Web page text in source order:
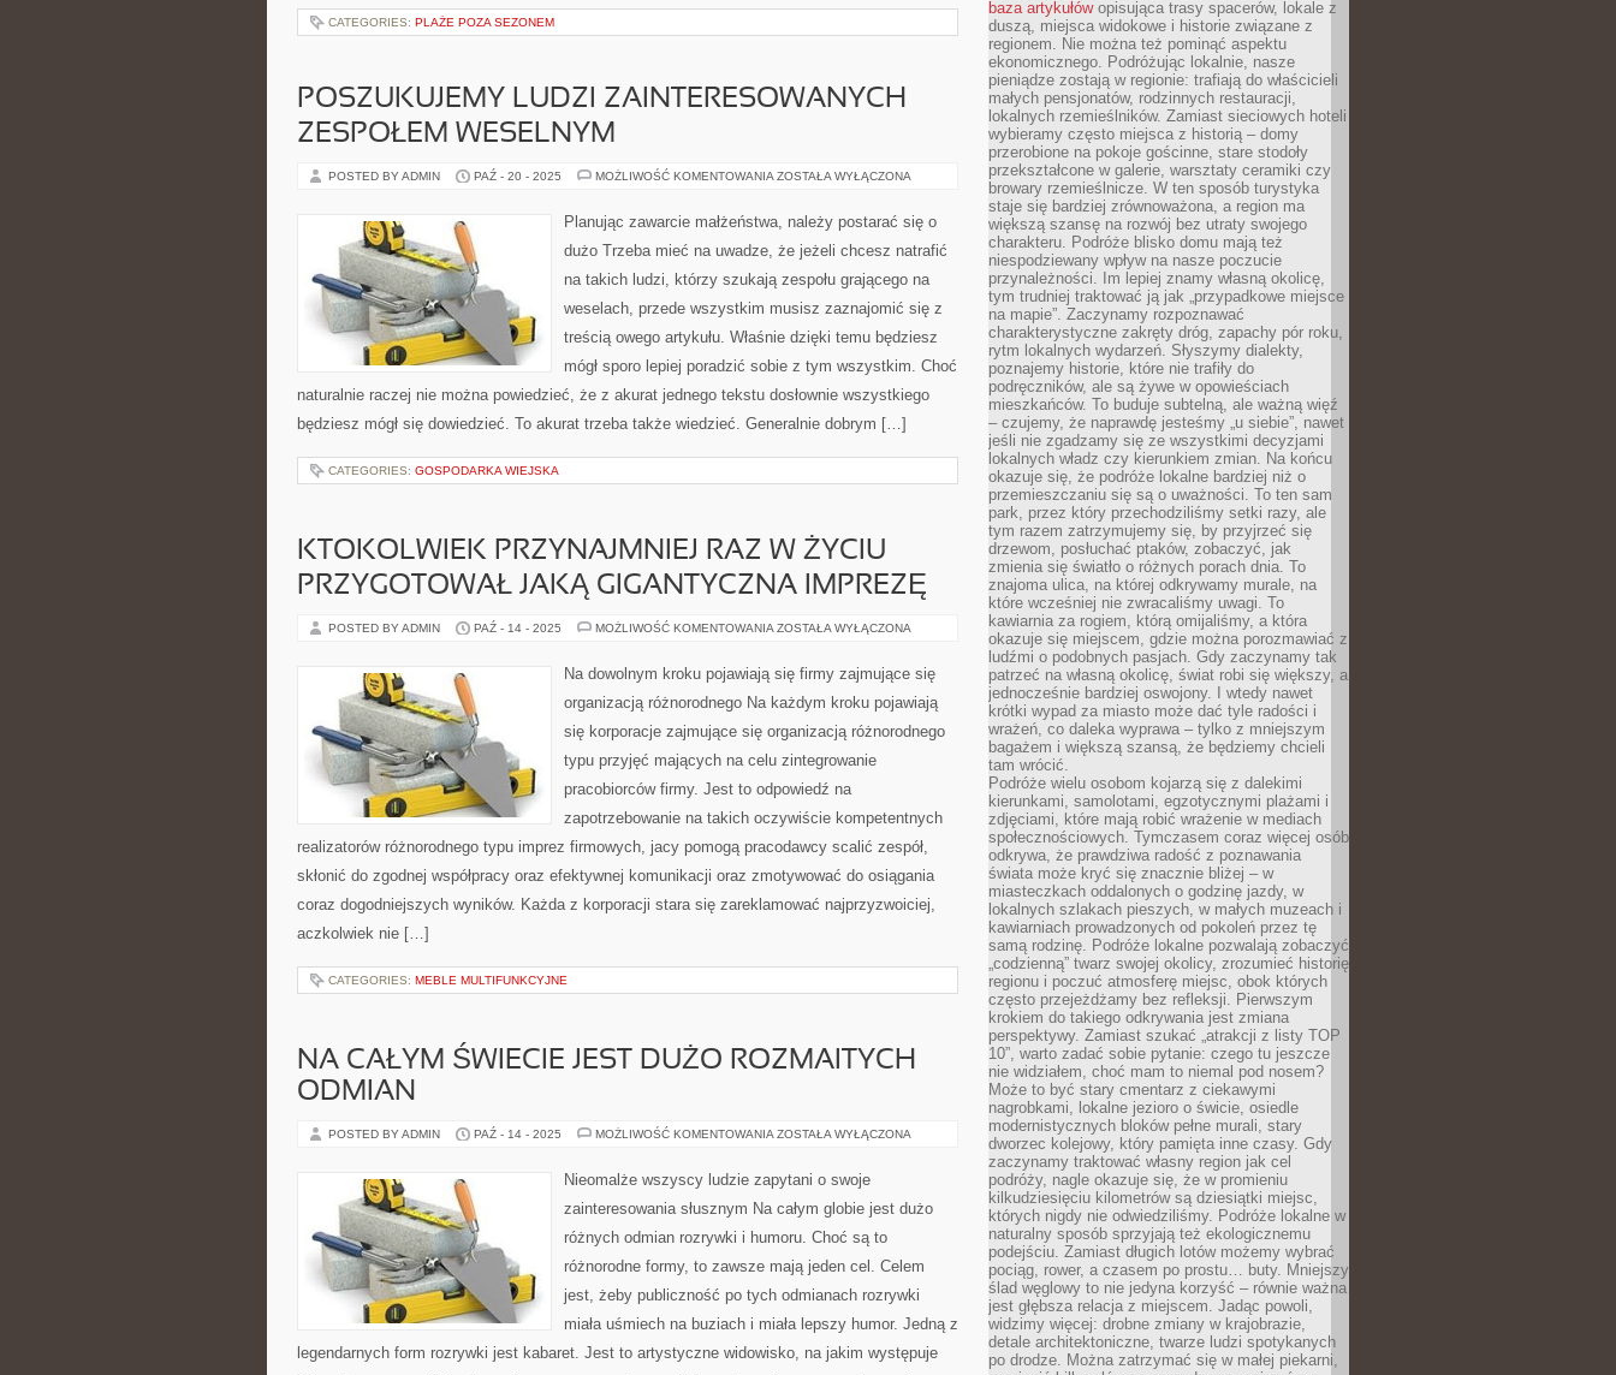
CATEGORIES: PLAŻE POZA SEZONEM
POSZUKUJEMY LUDZI ZAINTERESOWANYCH
ZESPOŁEM WESELNYM
POSTED BY ADMIN PAŹ - 20 - 2025 MOŻLIWOŚĆ KOMENTOWANIA POSZUKUJEMY
ZESPOŁEM
WESELNYM
ZOSTAŁA WYŁĄCZONA
Planując zawarcie małżeństwa, należy postarać się o
dużo Trzeba mieć na uwadze, że jeżeli chcesz natrafić
na takich ludzi, którzy szukają zespołu grającego na
weselach, przede wszystkim musisz zaznajomić się z
treścią owego artykułu. Właśnie dzięki temu będziesz
mógł sporo lepiej poradzić sobie z tym wszystkim. Choć
naturalnie raczej nie można powiedzieć, że z akurat jednego tekstu dosłownie wszystkiego
będziesz mógł się dowiedzieć. To akurat trzeba także wiedzieć. Generalnie dobrym […]
CATEGORIES: GOSPODARKA WIEJSKA
KTOKOLWIEK PRZYNAJMNIEJ RAZ W ŻYCIU
PRZYGOTOWAŁ JAKĄ GIGANTYCZNA IMPREZĘ
POSTED BY ADMIN PAŹ - 14 - 2025 MOŻLIWOŚĆ KOMENTOWANIA KTOKOLWIEK
W
ŻYCIU
JAKĄ
IMPREZĘ
ZOSTAŁA WYŁĄCZONA
Na dowolnym kroku pojawiają się firmy zajmujące się
organizacją różnorodnego Na każdym kroku pojawiają
się korporacje zajmujące się organizacją różnorodnego
typu przyjęć mających na celu zintegrowanie
pracobiorców firmy. Jest to odpowiedź na
zapotrzebowanie na takich oczywiście kompetentnych
realizatorów różnorodnego typu imprez firmowych, jacy pomogą pracodawcy scalić zespół,
skłonić do zgodnej współpracy oraz efektywnej komunikacji oraz zmotywować do osiągania
coraz dogodniejszych wyników. Każda z korporacji stara się zareklamować najprzyzwoiciej,
aczkolwiek nie […]
CATEGORIES: MEBLE MULTIFUNKCYJNE
NA CAŁYM ŚWIECIE JEST DUŻO ROZMAITYCH
ODMIAN
POSTED BY ADMIN PAŹ - 14 - 2025 MOŻLIWOŚĆ KOMENTOWANIA NA
JEST
DUŻO
ODMIAN
ZOSTAŁA WYŁĄCZONA
Nieomalże wszyscy ludzie zapytani o swoje
zainteresowania słusznym Na całym globie jest dużo
różnych odmian rozrywki i humoru. Choć są to
różnorodne formy, to zawsze mają jeden cel. Celem
jest, żeby publiczność po tych odmianach rozrywki
miała uśmiech na buziach i miała lepszy humor. Jedną z
legendarnych form rozrywki jest kabaret. Jest to artystyczne widowisko, na jakim występuje
baza artykułówopisująca trasy spacerów, lokale z
duszą, miejsca widokowe i historie związane z
regionem. Nie można też pominąć aspektu
ekonomicznego. Podróżując lokalnie, nasze
pieniądze zostają w regionie: trafiają do właścicieli
małych pensjonatów, rodzinnych restauracji,
lokalnych rzemieślników. Zamiast sieciowych hoteli
wybieramy często miejsca z historią – domy
przerobione na pokoje gościnne, stare stodoły
przekształcone w galerie, warsztaty ceramiki czy
browary rzemieślnicze. W ten sposób turystyka
staje się bardziej zrównoważona, a region ma
większą szansę na rozwój bez utraty swojego
charakteru. Podróże blisko domu mają też
niespodziewany wpływ na nasze poczucie
przynależności. Im lepiej znamy własną okolicę,
tym trudniej traktować ją jak „przypadkowe miejsce
na mapie”. Zaczynamy rozpoznawać
charakterystyczne zakręty dróg, zapachy pór roku,
rytm lokalnych wydarzeń. Słyszymy dialekty,
poznajemy historie, które nie trafiły do
podręczników, ale są żywe w opowieściach
mieszkańców. To buduje subtelną, ale ważną więź
– czujemy, że naprawdę jesteśmy „u siebie”, nawet
jeśli nie zgadzamy się ze wszystkimi decyzjami
lokalnych władz czy kierunkiem zmian. Na końcu
okazuje się, że podróże lokalne bardziej niż o
przemieszczaniu się są o uważności. To ten sam
park, przez który przechodziliśmy setki razy, ale
tym razem zatrzymujemy się, by przyjrzeć się
drzewom, posłuchać ptaków, zobaczyć, jak
zmienia się światło o różnych porach dnia. To
znajoma ulica, na której odkrywamy murale, na
które wcześniej nie zwracaliśmy uwagi. To
kawiarnia za rogiem, którą omijaliśmy, a która
okazuje się miejscem, gdzie można porozmawiać z
ludźmi o podobnych pasjach. Gdy zaczynamy tak
patrzeć na własną okolicę, świat robi się większy, a
jednocześnie bardziej oswojony. I wtedy nawet
krótki wypad za miasto może dać tyle radości i
wrażeń, co daleka wyprawa – tylko z mniejszym
bagażem i większą szansą, że będziemy chcieli
tam wrócić.
Podróże wielu osobom kojarzą się z dalekimi
kierunkami, samolotami, egzotycznymi plażami i
zdjęciami, które mają robić wrażenie w mediach
społecznościowych. Tymczasem coraz więcej osób
odkrywa, że prawdziwa radość z poznawania
świata może kryć się znacznie bliżej – w
miasteczkach oddalonych o godzinę jazdy, w
lokalnych szlakach pieszych, w małych muzeach i
kawiarniach prowadzonych od pokoleń przez tę
samą rodzinę. Podróże lokalne pozwalają zobaczyć
„codzienną” twarz swojej okolicy, zrozumieć historię
regionu i poczuć atmosferę miejsc, obok których
często przejeżdżamy bez refleksji. Pierwszym
krokiem do takiego odkrywania jest zmiana
perspektywy. Zamiast szukać „atrakcji z listy TOP
10”, warto zadać sobie pytanie: czego tu jeszcze
nie widziałem, choć mam to niemal pod nosem?
Może to być stary cmentarz z ciekawymi
nagrobkami, lokalne jezioro o świcie, osiedle
modernistycznych bloków pełne murali, stary
dworzec kolejowy, który pamięta inne czasy. Gdy
zaczynamy traktować własny region jak cel
podróży, nagle okazuje się, że w promieniu
kilkudziesięciu kilometrów są dziesiątki miejsc,
których nigdy nie odwiedziliśmy. Podróże lokalne w
naturalny sposób sprzyjają też ekologicznemu
podejściu. Zamiast długich lotów możemy wybrać
pociąg, rower, a czasem po prostu… buty. Mniejszy
ślad węglowy to nie jedyna korzyść – równie ważna
jest głębsza relacja z miejscem. Jadąc powoli,
widzimy więcej: drobne zmiany w krajobrazie,
detale architektoniczne, twarze ludzi spotykanych
po drodze. Można zatrzymać się w małej piekarni,